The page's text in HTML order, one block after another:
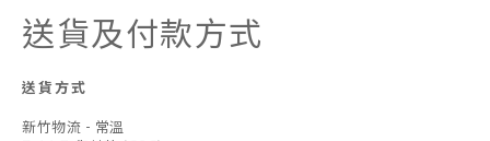
送貨及付款方式
送貨方式
新竹物流 - 常溫